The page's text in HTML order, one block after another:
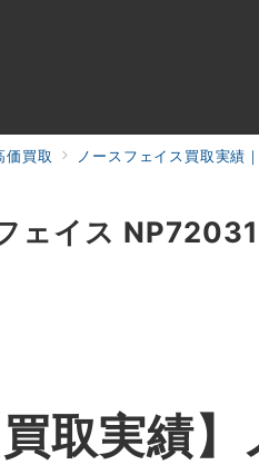
価買取 ノースフェイス買取実績
ェイス
買取実績